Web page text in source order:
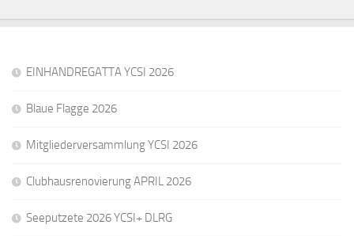
EINHANDREGATTA YCSI 2026
Blaue Flagge 2026
Mitgliederversammlung YCSI 2026
Clubhausrenovierung APRIL 2026
Seeputzete 2026 YCSI+ DLRG